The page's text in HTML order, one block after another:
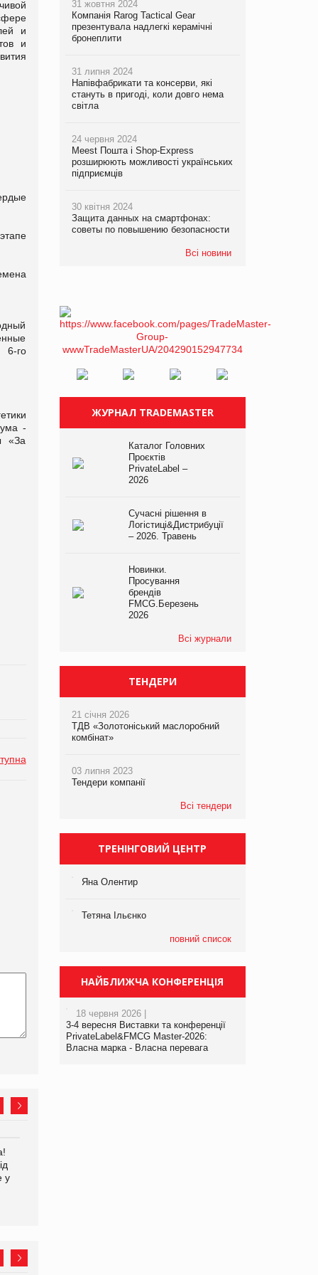
и
и
6-го
-
«За
у
31 жовтня 2024
Компанія Rarog Tactical Gear
презентувала надлегкі керамічні
бронеплити
31 липня 2024
Напівфабрикати та консерви, які
стануть в пригоді, коли довго нема
світла
24 червня 2024
Meest Пошта і Shop-Express
розширюють можливості українських
підприємців
30 квітня 2024
Защита данных на смартфонах:
советы по повышению безопасности
Всі новини
ЖУРНАЛ TRADEMASTER
Каталог Головних
Проєктів
PrivateLabel –
2026
Сучасні рішення в
Логістиці&Дистрибуції
– 2026. Травень
Новинки.
Просування
брендів
FMCG.Березень
2026
Всі журнали
ТЕНДЕРИ
21 січня 2026
ТДВ «Золотоніський маслоробний
комбінат»
03 липня 2023
Тендери компанії
Всі тендери
ТРЕНІНГОВИЙ ЦЕНТР
Яна Олентир
Тетяна Ільєнко
повний список
НАЙБЛИЖЧА КОНФЕРЕНЦІЯ
18 червня 2026 |
3-4 вересня Виставки та конференції
PrivateLabel&FMCG Master-2026:
Власна марка - Власна перевага